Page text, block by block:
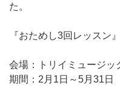
た。
『おためし3回レッスン』
会場：トリイミュージッ
期間：2月1日～5月31日